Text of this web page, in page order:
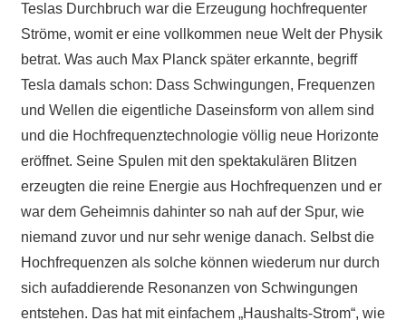
Teslas Durchbruch war die Erzeugung hochfrequenter
Ströme, womit er eine vollkommen neue Welt der Physik
betrat. Was auch Max Planck später erkannte, begriff
Tesla damals schon: Dass Schwingungen, Frequenzen
und Wellen die eigentliche Daseinsform von allem sind
und die Hochfrequenztechnologie völlig neue Horizonte
eröffnet. Seine Spulen mit den spektakulären Blitzen
erzeugten die reine Energie aus Hochfrequenzen und er
war dem Geheimnis dahinter so nah auf der Spur, wie
niemand zuvor und nur sehr wenige danach. Selbst die
Hochfrequenzen als solche können wiederum nur durch
sich aufaddierende Resonanzen von Schwingungen
entstehen. Das hat mit einfachem „Haushalts-Strom“, wie